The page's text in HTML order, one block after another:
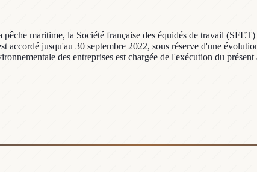
maritime, la Société française des équidés de travail
accordé jusqu'au 30 septembre 2022, sous réserve d'une
des entreprises est chargée de l'exécution du